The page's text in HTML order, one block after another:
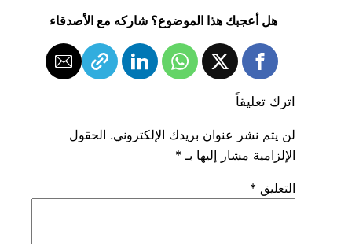
هل أعجبك هذا الموضوع؟ شاركه مع الأصدقاء
اترك تعليقاً
لن يتم نشر عنوان بريدك الإلكتروني. الحقول
الإلزامية مشار إليها بـ*
التعليق*